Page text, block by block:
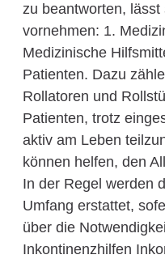
zu beantworten,
vornehmen: 1.
Medizinische
Patienten. Dazu
Rollatoren und
Patienten, trotz
aktiv am Leben
können helfen, den
In der Regel werden
Umfang erstattet,
über die
Inkontinenzhilfen